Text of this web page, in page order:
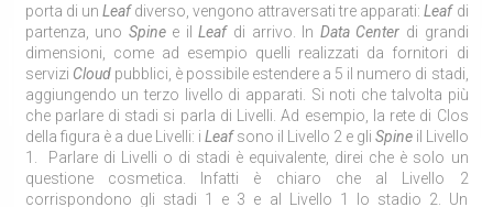
porta di un Leafdiverso, vengono attraversati tre apparati:Leafdi
partenza, uno Spinee ilLeafdi arrivo. In Data Center di grandi
dimensioni, come ad esempio quelli realizzati da fornitori di
servizi Cloudpubblici, è possibile estendere a 5 il numero di stadi,
aggiungendo un terzo livello di apparati. Si noti che talvolta più
che parlare di stadi si parla di Livelli. Ad esempio, la rete di Clos
della figura è a due Livelli: i Leafsono il Livello 2 e gli Spineil Livello
1. Parlare di Livelli o di stadi è equivalente, direi che è solo un
questione cosmetica. Infatti è chiaro che al Livello 2
corrispondono gli stadi 1 e 3 e al Livello 1 lo stadio 2. Un